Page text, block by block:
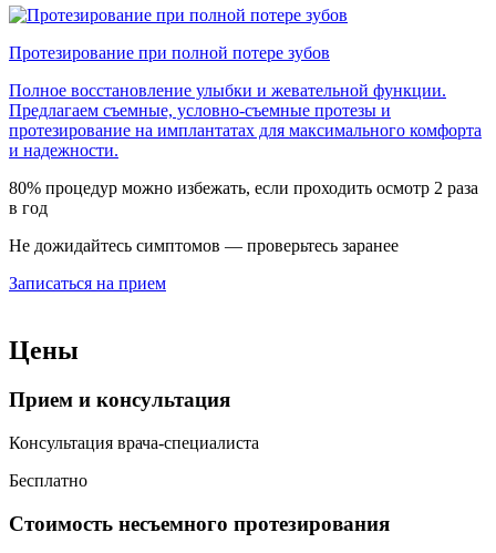
Протезирование при полной потере зубов
Полное восстановление улыбки и жевательной функции.
Предлагаем съемные, условно-съемные протезы и
протезирование на имплантатах для максимального комфорта
и надежности.
80% процедур можно избежать, если проходить осмотр 2 раза
в год
Не дожидайтесь симптомов — проверьтесь заранее
Записаться на прием
Цены
Прием и консультация
Консультация врача-специалиста
Бесплатно
Стоимость несъемного протезирования